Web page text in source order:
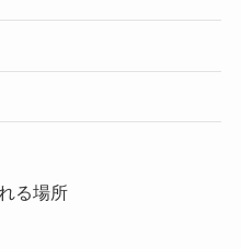
る場所